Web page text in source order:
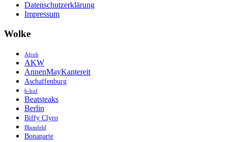
Datenschutzerklärung
Impressum
Wolke
Afrob
AKW
AnnenMayKantereit
Aschaffenburg
b-hof
Beatsteaks
Berlin
Biffy Clyro
Blumfeld
Bonaparte